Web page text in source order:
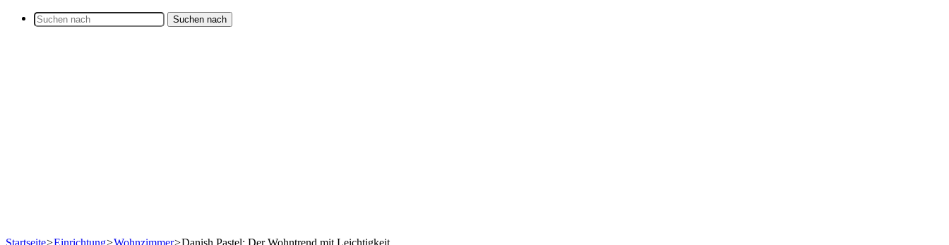
Suchen nach
Startseite>Einrichtung>Wohnzimmer>Danish Pastel: Der Wohntrend mit Leichtigkeit